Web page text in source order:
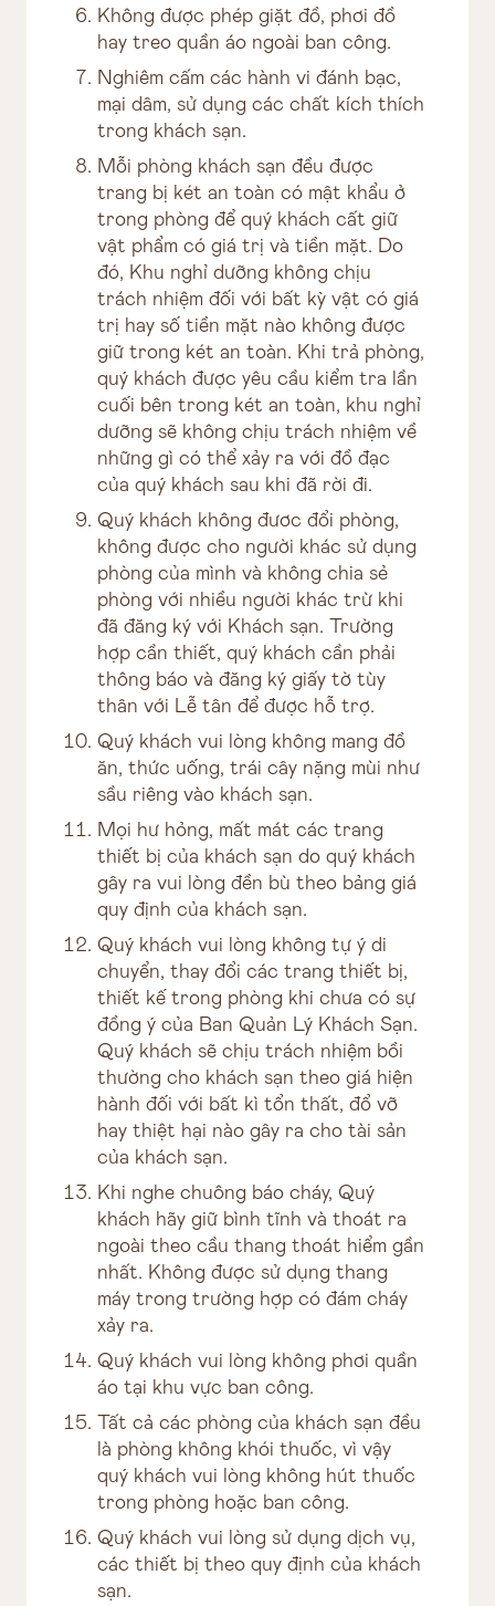
Không được phép giặt đồ, phơi đồ
hay treo quần áo ngoài ban công.
Nghiêm cấm các hành vi đánh bạc,
mại dâm, sử dụng các chất kích thích
trong khách sạn.
Mỗi phòng khách sạn đều được
trang bị két an toàn có mật khẩu ở
trong phòng để quý khách cất giữ
vật phẩm có giá trị và tiền mặt. Do
đó, Khu nghỉ dưỡng không chịu
trách nhiệm đối với bất kỳ vật có giá
trị hay số tiền mặt nào không được
giữ trong két an toàn. Khi trả phòng,
quý khách được yêu cầu kiểm tra lần
cuối bên trong két an toàn, khu nghỉ
dưỡng sẽ không chịu trách nhiệm về
những gì có thể xảy ra với đồ đạc
của quý khách sau khi đã rời đi.
Quý khách không đươc đổi phòng,
không được cho người khác sử dụng
phòng của mình và không chia sẻ
phòng với nhiều người khác trừ khi
đã đăng ký với Khách sạn. Trường
hợp cần thiết, quý khách cần phải
thông báo và đăng ký giấy tờ tùy
thân với Lễ tân để được hỗ trợ.
Quý khách vui lòng không mang đồ
ăn, thức uống, trái cây nặng mùi như
sầu riêng vào khách sạn.
Mọi hư hỏng, mất mát các trang
thiết bị của khách sạn do quý khách
gây ra vui lòng đền bù theo bảng giá
quy định của khách sạn.
Quý khách vui lòng không tự ý di
chuyển, thay đổi các trang thiết bị,
thiết kế trong phòng khi chưa có sự
đồng ý của Ban Quản Lý Khách Sạn.
Quý khách sẽ chịu trách nhiệm bồi
thường cho khách sạn theo giá hiện
hành đối với bất kì tổn thất, đổ vỡ
hay thiệt hại nào gây ra cho tài sản
của khách sạn.
Khi nghe chuông báo cháy, Quý
khách hãy giữ bình tĩnh và thoát ra
ngoài theo cầu thang thoát hiểm gần
nhất. Không được sử dụng thang
máy trong trường hợp có đám cháy
xảy ra.
Quý khách vui lòng không phơi quần
áo tại khu vực ban công.
Tất cả các phòng của khách sạn đều
là phòng không khói thuốc, vì vậy
quý khách vui lòng không hút thuốc
trong phòng hoặc ban công.
Quý khách vui lòng sử dụng dịch vụ,
các thiết bị theo quy định của khách
sạn.